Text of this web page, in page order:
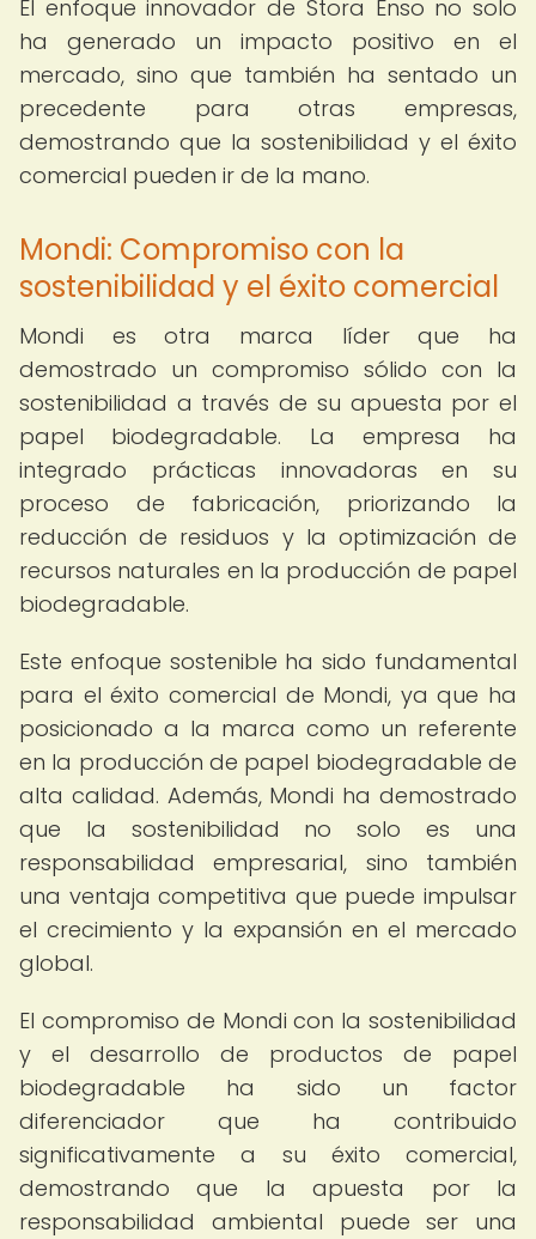
El enfoque innovador de Stora Enso no solo
ha generado un impacto positivo en el
mercado, sino que también ha sentado un
precedente para otras empresas,
demostrando que la sostenibilidad y el éxito
comercial pueden ir de la mano.
Mondi: Compromiso con la
sostenibilidad y el éxito comercial
Mondi es otra marca líder que ha
demostrado un compromiso sólido con la
sostenibilidad a través de su apuesta por el
papel biodegradable. La empresa ha
integrado prácticas innovadoras en su
proceso de fabricación, priorizando la
reducción de residuos y la optimización de
recursos naturales en la producción de papel
biodegradable.
Este enfoque sostenible ha sido fundamental
para el éxito comercial de Mondi, ya que ha
posicionado a la marca como un referente
en la producción de papel biodegradable de
alta calidad. Además, Mondi ha demostrado
que la sostenibilidad no solo es una
responsabilidad empresarial, sino también
una ventaja competitiva que puede impulsar
el crecimiento y la expansión en el mercado
global.
El compromiso de Mondi con la sostenibilidad
y el desarrollo de productos de papel
biodegradable ha sido un factor
diferenciador que ha contribuido
significativamente a su éxito comercial,
demostrando que la apuesta por la
responsabilidad ambiental puede ser una